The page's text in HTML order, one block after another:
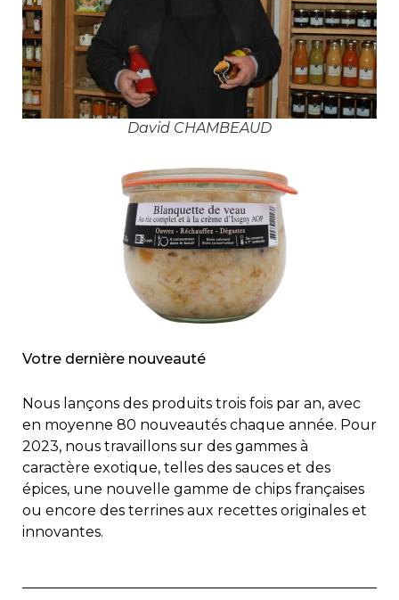
David CHAMBEAUD
Votre dernière nouveauté
Nous lançons des produits trois fois par an, avec
en moyenne 80 nouveautés chaque année. Pour
2023, nous travaillons sur des gammes à
caractère exotique, telles des sauces et des
épices, une nouvelle gamme de chips françaises
ou encore des terrines aux recettes originales et
innovantes.